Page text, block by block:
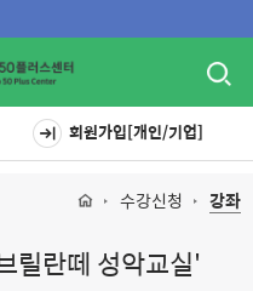
회원가입[개인/기업]
수강신청 강좌
릴란떼 성악교실'